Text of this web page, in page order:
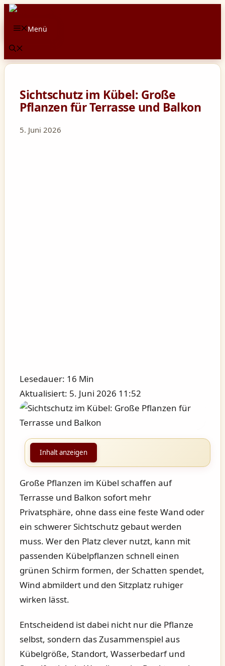
Zum
InhaltMenü
Sichtschutz im Kübel: Große
Pflanzen für Terrasse und Balkon
5. Juni 2026
Lesedauer: 16 Min
Aktualisiert: 5. Juni 2026 11:52
Inhalt anzeigen
Große Pflanzen im Kübel schaffen auf
Terrasse und Balkon sofort mehr
Privatsphäre, ohne dass eine feste Wand oder
ein schwerer Sichtschutz gebaut werden
muss. Wer den Platz clever nutzt, kann mit
passenden Kübelpflanzen schnell einen
grünen Schirm formen, der Schatten spendet,
Wind abmildert und den Sitzplatz ruhiger
wirken lässt.
Entscheidend ist dabei nicht nur die Pflanze
selbst, sondern das Zusammenspiel aus
Kübelgröße, Standort, Wasserbedarf und